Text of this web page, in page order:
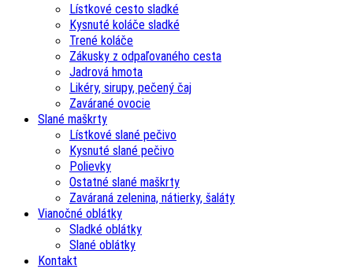
Lístkové cesto sladké
Kysnuté koláče sladké
Trené koláče
Zákusky z odpaľovaného cesta
Jadrová hmota
Likéry, sirupy, pečený čaj
Zavárané ovocie
Slané maškrty
Lístkové slané pečivo
Kysnuté slané pečivo
Polievky
Ostatné slané maškrty
Zaváraná zelenina, nátierky, šaláty
Vianočné oblátky
Sladké oblátky
Slané oblátky
Kontakt